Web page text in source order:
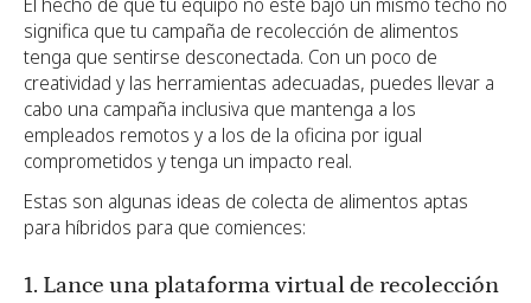
significa que tu campaña de recolección de alimentos
tenga que sentirse desconectada. Con un poco de
creatividad y las herramientas adecuadas, puedes llevar a
cabo una campaña inclusiva que mantenga a los
empleados remotos y a los de la oficina por igual
comprometidos y tenga un impacto real.
Estas son algunas ideas de colecta de alimentos aptas
para híbridos para que comiences:
1. Lance una plataforma virtual de recolección